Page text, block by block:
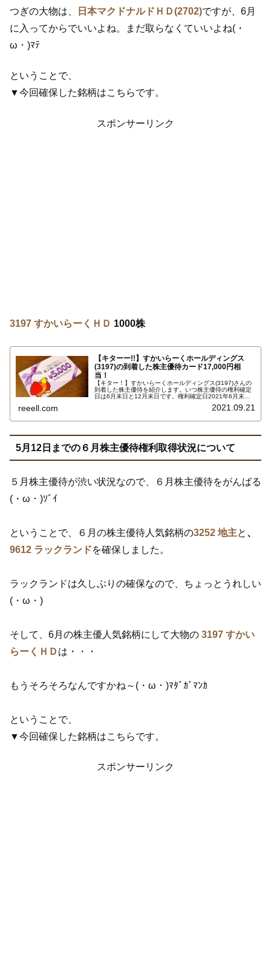
つぎの大物は、 日本マクドナルドＨＤ(2702)ですが、6月
に入ってからでいいよね。まだ取らなくていいよね(・
ω・)ﾏﾃ
ということで、
▼今回確保した銘柄はこちらです。
スポンサーリンク
3197 すかいらーくＨＤ 1000株
【キターー!!】すかいらーくホールディングス
(3197)の到着した株主優待カード17,000円相
当！
【キター！】すかいらーくホールディングス(3197)さんの
到着した株主優待を紹介します。いつ株主優待の権利確定
日は6月末日と12月末日です。権利確定日2021年6月末日
reeell.com 2021.09.21
5月12日までの６月株主優待権利取得状況について
５月株主優待が渋い状況なので、６月株主優待をがんばる
(・ω・)ｿﾞｲ
ということで、６月の株主優待人気銘柄の3252 地主と 、
9612 ラックランドを確保しました。
ラックランドは久しぶりの確保なので、ちょっとうれしい
(・ω・)
そして、6月の株主優人気銘柄にして大物の 3197 すかい
らーくＨＤ は・・・
もうそろそろなんですかね～(・ω・)ﾏﾀﾞｶﾞﾏﾝｶ
ということで、
▼今回確保した銘柄はこちらです。
スポンサーリンク